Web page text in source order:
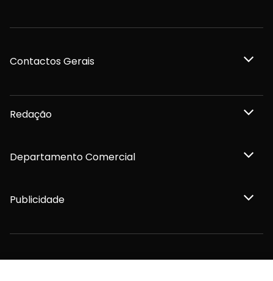
Contactos Gerais
Redação
Departamento Comercial
Publicidade
Privacidade e Cookies